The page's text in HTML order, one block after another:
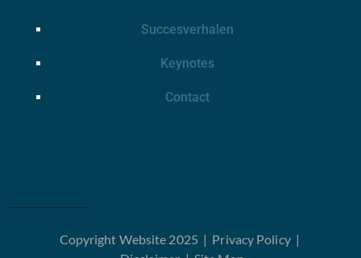
Succesverhalen
Keynotes
Contact
Copyright Website 2025 | Privacy Policy|